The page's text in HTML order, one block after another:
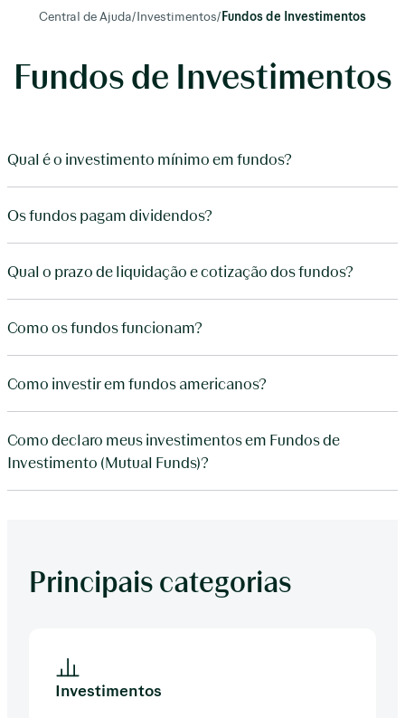
Central de Ajuda/Investimentos/Fundos de Investimentos
Fundos de Investimentos
Qual é o investimento mínimo em fundos?
Os fundos pagam dividendos?
Qual o prazo de liquidação e cotização dos fundos?
Como os fundos funcionam?
Como investir em fundos americanos?
Como declaro meus investimentos em Fundos de
Investimento (Mutual Funds)?
Principais categorias
Investimentos